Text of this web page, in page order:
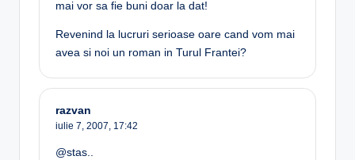
mai vor sa fie buni doar la dat!
Revenind la lucruri serioase oare cand vom mai
avea si noi un roman in Turul Frantei?
razvan
iulie 7, 2007, 17:42
@stas..